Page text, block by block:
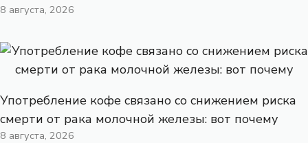
8 августа, 2026
Употребление кофе связано со снижением риска
смерти от рака молочной железы: вот почему
8 августа, 2026